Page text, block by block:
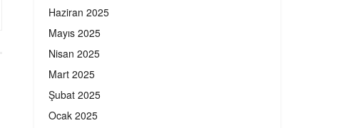
Haziran 2025
Mayıs 2025
Nisan 2025
Mart 2025
Şubat 2025
Ocak 2025